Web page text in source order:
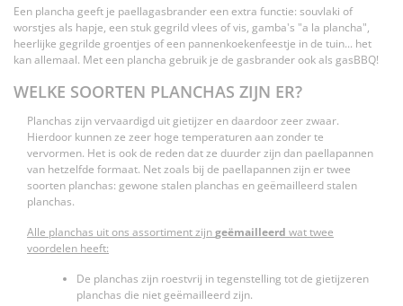
Een plancha geeft je paellagasbrander een extra functie: souvlaki of
worstjes als hapje, een stuk gegrild vlees of vis, gamba's "a la plancha",
heerlijke gegrilde groentjes of een pannenkoekenfeestje in de tuin... het
kan allemaal. Met een plancha gebruik je de gasbrander ook als gasBBQ!
WELKE SOORTEN PLANCHAS ZIJN ER?
Planchas zijn vervaardigd uit gietijzer en daardoor zeer zwaar.
Hierdoor kunnen ze zeer hoge temperaturen aan zonder te
vervormen. Het is ook de reden dat ze duurder zijn dan paellapannen
van hetzelfde formaat. Net zoals bij de paellapannen zijn er twee
soorten planchas: gewone stalen planchas en geëmailleerd stalen
planchas.
Alle planchas uit ons assortiment zijngeëmailleerd wat twee
voordelen heeft:
De planchas zijn roestvrij in tegenstelling tot de gietijzeren
planchas die niet geëmailleerd zijn.